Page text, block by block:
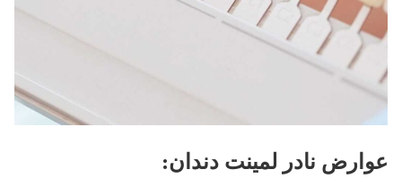
عوارض نادر لمینت دندان: